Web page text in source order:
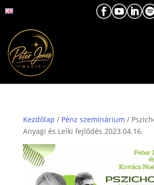
Kezdőlap / Pénz szeminárium /
Anyagi és Lelki fejlődés 2023.04.16.